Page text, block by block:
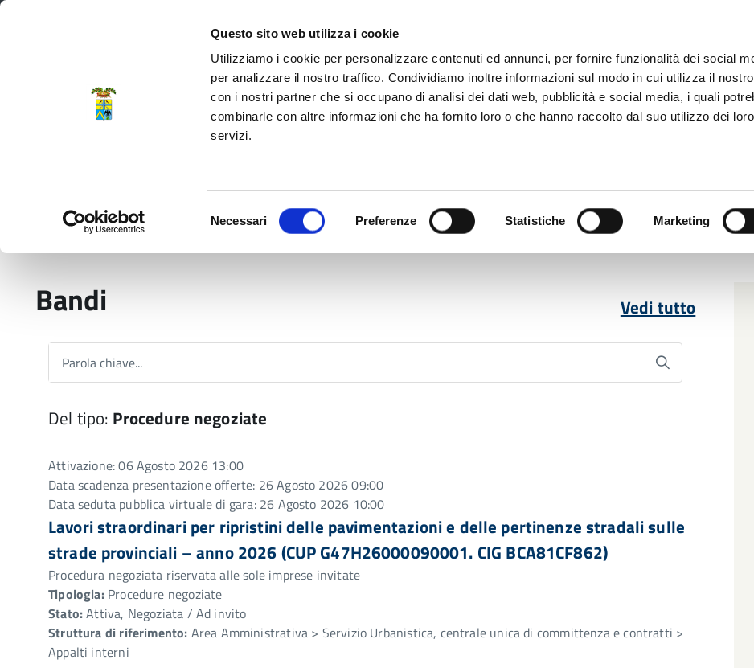
Questo sito web utilizza i cookie
Utilizziamo i cookie per personalizzare contenuti ed annunci, per fornire funzionalità dei social
per analizzare il nostro traffico. Condividiamo inoltre informazioni sul modo in cui utilizza il
con i nostri partner che si occupano di analisi dei dati web, pubblicità e social media, i quali
combinarle con altre informazioni che ha fornito loro o che hanno raccolto dal suo utilizzo dei loro
servizi.
Necessari Preferenze Statistiche Marketing
Provincia di Modena
Bandi Vedi tutto
Parola chiave...
Del tipo: Procedure negoziate
Attivazione: 06 Agosto 2026 13:00
Data scadenza presentazione offerte: 26 Agosto 2026 09:00
Data seduta pubblica virtuale di gara: 26 Agosto 2026 10:00
Lavori straordinari per ripristini delle pavimentazioni e delle pertinenze stradali sulle
strade provinciali – anno 2026 (CUP G47H26000090001. CIG BCA81CF862)
Procedura negoziata riservata alle sole imprese invitate
Tipologia:Procedure negoziate
Stato:Attiva, Negoziata / Ad invito
Struttura di riferimento: Area Amministrativa > Servizio Urbanistica, centrale unica di committenza e contratti >
Appalti interni